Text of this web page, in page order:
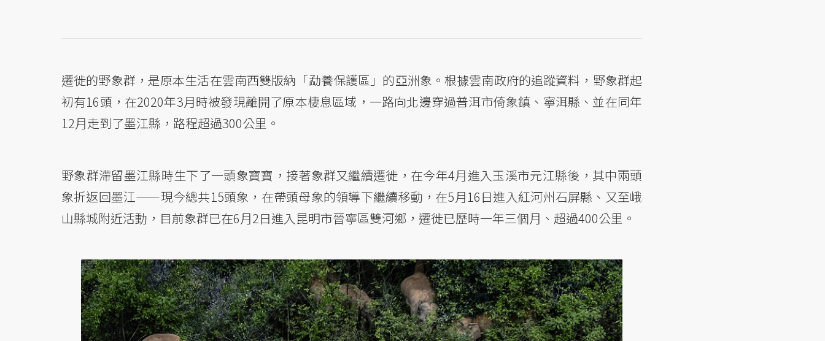
遷徙的野象群，是原本生活在雲南西雙版納「勐養保護區」的亞洲象。根據雲南政府的追蹤資料，野象群起
初有16頭，在2020年3月時被發現離開了原本棲息區域，一路向北邊穿過普洱市倚象鎮、寧洱縣、並在同年
12月走到了墨江縣，路程超過300公里。
野象群滯留墨江縣時生下了一頭象寶寶，接著象群又繼續遷徙，在今年4月進入玉溪市元江縣後，其中兩頭
象折返回墨江——現今總共15頭象，在帶頭母象的領導下繼續移動，在5月16日進入紅河州石屏縣、又至峨
山縣城附近活動，目前象群已在6月2日進入昆明市晉寧區雙河鄉，遷徙已歷時一年三個月、超過400公里。